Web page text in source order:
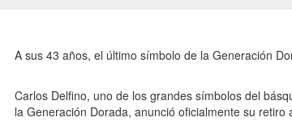
A sus 43 años, el último símbolo de la Generación
Carlos Delfino, uno de los grandes símbolos del
la Generación Dorada, anunció oficialmente su retiro